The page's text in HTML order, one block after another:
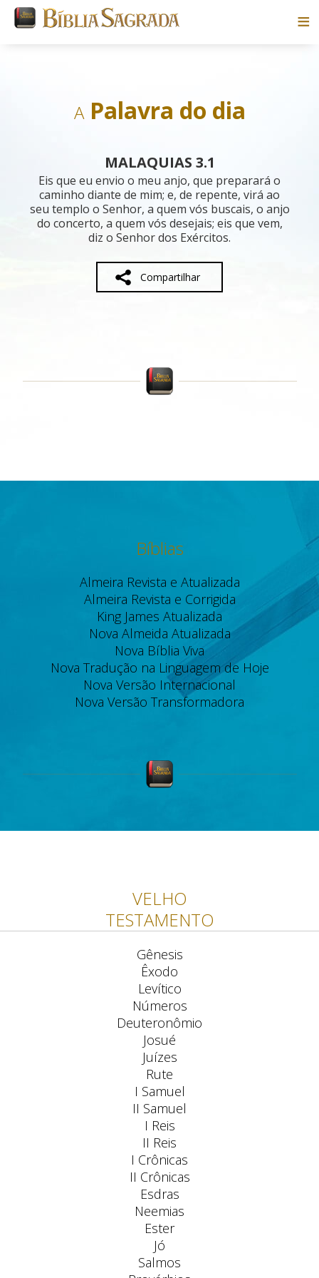
Blog
Parceiros
APalavra do dia
MALAQUIAS 3.1
Eis que eu envio o meu anjo, que preparará o
caminho diante de mim; e, de repente, virá ao
seu templo o Senhor, a quem vós buscais, o anjo
do concerto, a quem vós desejais; eis que vem,
diz o Senhor dos Exércitos.
Compartilhar
Bíblias
Almeira Revista e Atualizada
Almeira Revista e Corrigida
King James Atualizada
Nova Almeida Atualizada
Nova Bíblia Viva
Nova Tradução na Linguagem de Hoje
Nova Versão Internacional
Nova Versão Transformadora
VELHO
TESTAMENTO
Gênesis
Êxodo
Levítico
Números
Deuteronômio
Josué
Juízes
Rute
I Samuel
II Samuel
I Reis
II Reis
I Crônicas
II Crônicas
Esdras
Neemias
Ester
Jó
Salmos